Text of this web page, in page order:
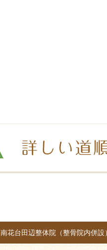
南花台田辺整体院（整骨院内併設